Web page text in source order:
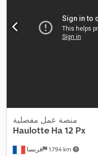
فرنسا 1.794 km
منصة عمل مفصلية
Haulotte Ha 12 Px